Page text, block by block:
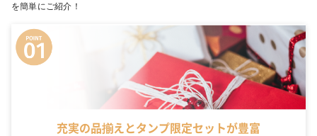
を簡単にご紹介！
充実の品揃えとタンプ限定セットが豊富